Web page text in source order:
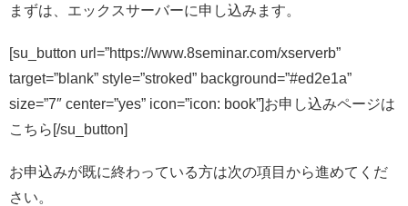
まずは、エックスサーバーに申し込みます。
[su_button url=”https://www.8seminar.com/xserverb”
target=”blank” style=”stroked” background=”#ed2e1a”
size=”7″ center=”yes” icon=”icon: book”]お申し込みページは
こちら[/su_button]
お申込みが既に終わっている方は次の項目から進めてくだ
さい。